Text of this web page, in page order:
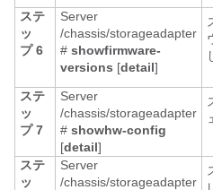
ステ
ッ
プ 6
Server
/chassis/storageadapter
# showfirmware-
versions [detail]
ステ
ッ
プ 7
Server
/chassis/storageadapter
# showhw-config
[detail]
ステ
ッ
Server
/chassis/storageadapter